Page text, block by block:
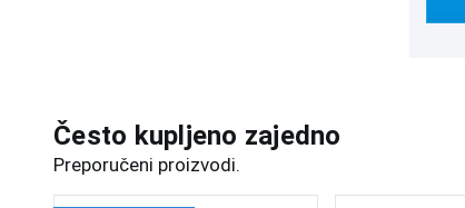
Često kupljeno zajedno
Preporučeni proizvodi.